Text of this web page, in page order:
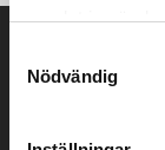
samlat in när
Nödvändig
Kontakta oss
Det går